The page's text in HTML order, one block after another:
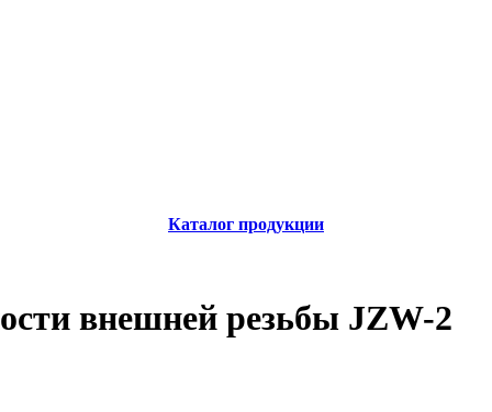
Каталог продукции
внешней резьбы JZW-2